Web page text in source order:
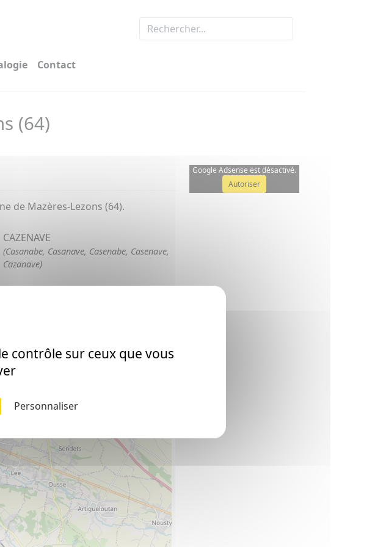
Contact
(64)
de Mazères-Lezons (64).
CAZENAVE
(Casanabe, Casanave, Casenabe, Casenave,
Cazanave)
de Mazères-Lezons (64)
Google Adsense est désactivé.
Autoriser
contrôle sur ceux que vous
Personnaliser